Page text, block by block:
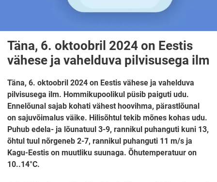
Täna, 6. oktoobril 2024 on Eestis
vähese ja vahelduva pilvisusega ilm
Täna, 6. oktoobril 2024 on Eestis vähese ja vahelduva
pilvisusega ilm. Hommikupoolikul püsib paiguti udu.
Ennelõunal sajab kohati vähest hoovihma, pärastlõunal
on sajuvõimalus väike. Hilisõhtul tekib mõnes kohas udu.
Puhub edela- ja lõunatuul 3-9, rannikul puhanguti kuni 13,
õhtul tuul nõrgeneb 2-7, rannikul puhanguti 11 m/s ja
Kagu-Eestis on muutliku suunaga. Õhutemperatuur on
10..14°C.